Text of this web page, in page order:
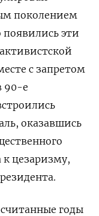
поколением
эти
с запретом
90-е
оказавшись
к цезаризму,
годы